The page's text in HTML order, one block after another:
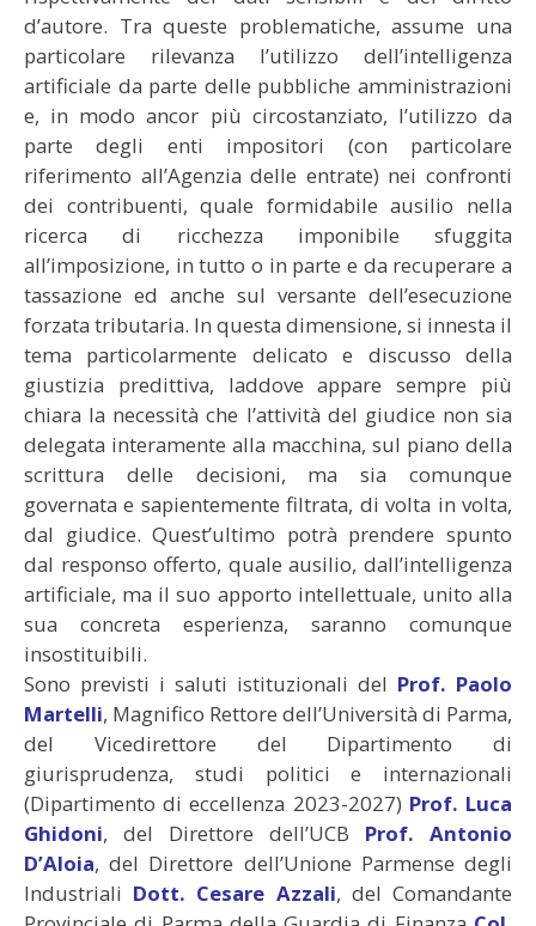
d’autore. Tra queste problematiche, assume una
particolare rilevanza l’utilizzo dell’intelligenza
artificiale da parte delle pubbliche amministrazioni
e, in modo ancor più circostanziato, l’utilizzo da
parte degli enti impositori (con particolare
riferimento all’Agenzia delle entrate) nei confronti
dei contribuenti, quale formidabile ausilio nella
ricerca di ricchezza imponibile sfuggita
all’imposizione, in tutto o in parte e da recuperare a
tassazione ed anche sul versante dell’esecuzione
forzata tributaria. In questa dimensione, si innesta il
tema particolarmente delicato e discusso della
giustizia predittiva, laddove appare sempre più
chiara la necessità che l’attività del giudice non sia
delegata interamente alla macchina, sul piano della
scrittura delle decisioni, ma sia comunque
governata e sapientemente filtrata, di volta in volta,
dal giudice. Quest’ultimo potrà prendere spunto
dal responso offerto, quale ausilio, dall’intelligenza
artificiale, ma il suo apporto intellettuale, unito alla
sua concreta esperienza, saranno comunque
insostituibili.
Sono previsti i saluti istituzionali del Prof. Paolo
Martelli, Magnifico Rettore dell’Università di Parma,
del Vicedirettore del Dipartimento di
giurisprudenza, studi politici e internazionali
(Dipartimento di eccellenza 2023-2027) Prof. Luca
Ghidoni, del Direttore dell’UCB Prof. Antonio
D’Aloia, del Direttore dell’Unione Parmense degli
Industriali Dott. Cesare Azzali, del Comandante